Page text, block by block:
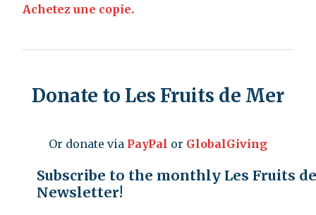
Achetez une copie.
Donate to Les Fruits de Mer
Or donate via PayPal or GlobalGiving
Subscribe to the monthly Les Fruits
Newsletter!